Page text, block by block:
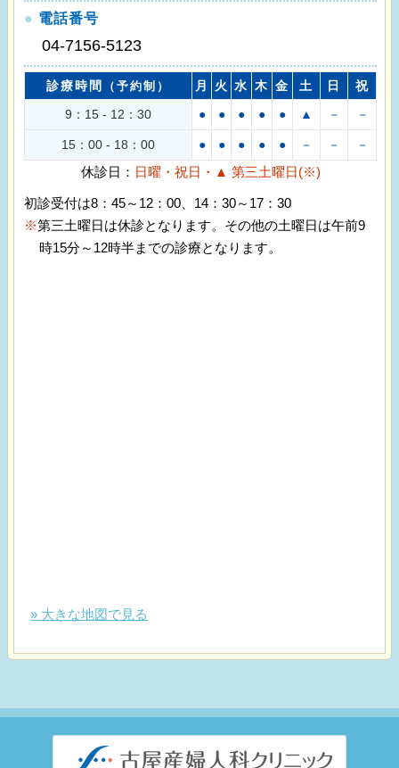
● 電話番号
04-7156-5123
診療時間 （予約制） 月 火 水 木 金 土 日
祝
9：15 - 12：30
● ● ● ● ● ▲ － －
15：00 - 18：00 ● ● ● ● ● － － －
休診日： 日曜・祝日・▲ 第三土曜日(※)
初診受付は8：45～12：00、14：30～17：30
※第三土曜日は休診となります。その他の土曜日は午前9
時15分～12時半までの診療となります。
» 大きな地図で見る